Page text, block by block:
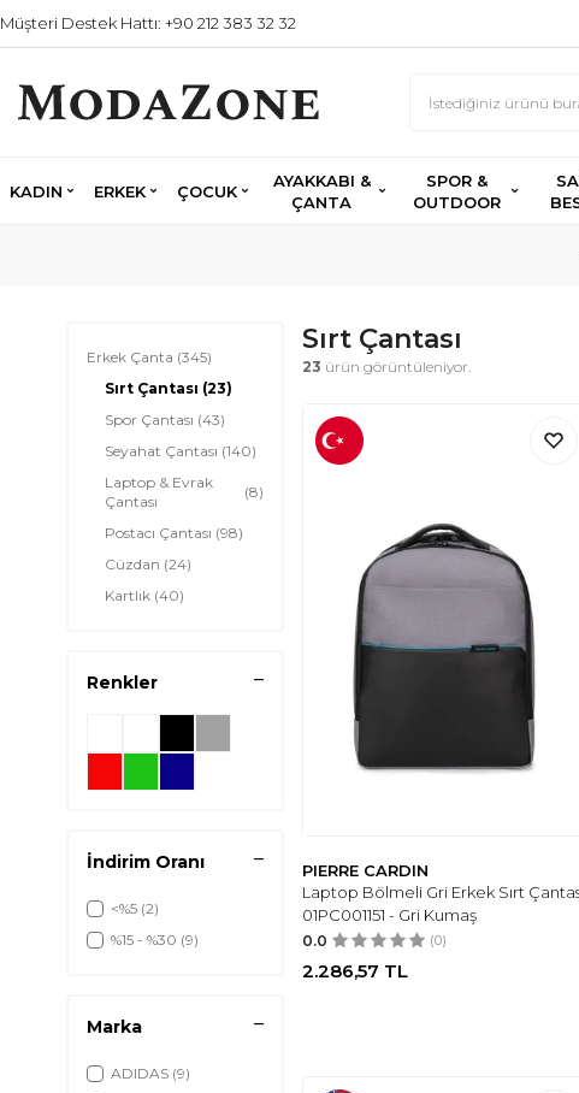
Müşteri Destek Hattı: +90 212 383 32 32
KADIN ERKEK ÇOCUK
AYAKKABI &
ÇANTA
SPOR &
OUTDOOR
Erkek Çanta (345)
Sırt Çantası (23)
Spor Çantası (43)
Seyahat Çantası (140)
Laptop & Evrak
Çantası
(8)
Postacı Çantası (98)
Cüzdan (24)
Kartlık (40)
Renkler
İndirim Oranı
<%5 (2)
%15 - %30 (9)
Marka
ADIDAS (9)
Sırt Çantası
23 ürün görüntüleniyor.
PIERRE CARDIN
Laptop Bölmeli Gri Erkek Sırt
01PC001151 - Gri Kumaş
0.0 (0)
2.286,57 TL